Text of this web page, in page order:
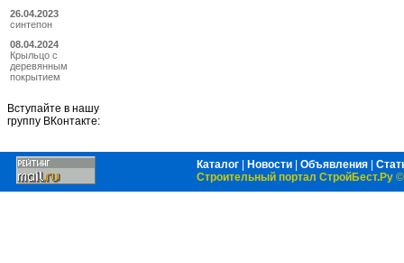
26.04.2023
синтепон
08.04.2024
Крыльцо с
деревянным
покрытием
Вступайте в нашу
группу ВКонтакте:
Каталог Новости Объявления
Строительный портал СтройБест.Ру